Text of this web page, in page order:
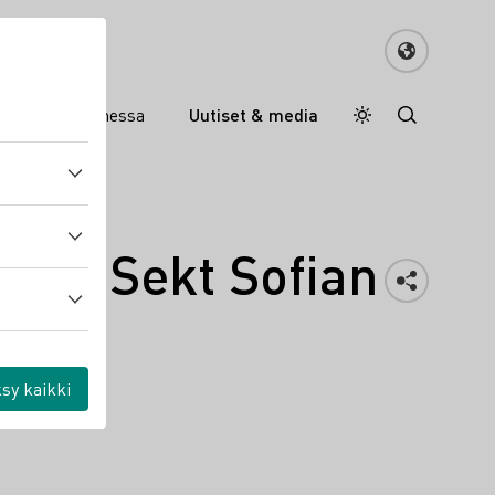
viinit Suomessa Uutiset & media Daymode
Darkmode
Sekt Sofian
kaikki